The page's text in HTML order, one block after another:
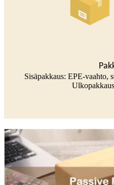
Sisäpakkaus: EPE-vaahto,